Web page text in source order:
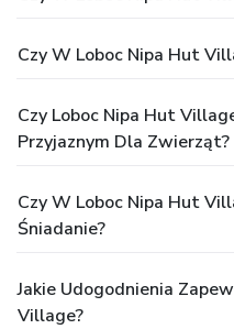
Czy W Loboc Nipa Hut
Czy Loboc Nipa Hut
Przyjaznym Dla Zwierząt?
Czy W Loboc Nipa Hut
Śniadanie?
Jakie Udogodnienia
Village?